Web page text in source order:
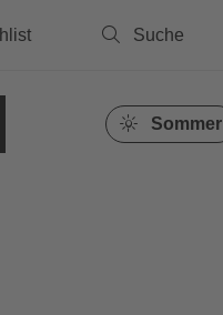
Suche
Sommer